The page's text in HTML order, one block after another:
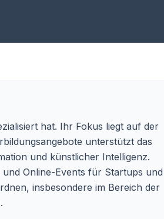
hat. Ihr Fokus liegt auf der
unterstützt das
und künstlicher Intelligenz.
Online-Events für Startups und
insbesondere im Bereich der